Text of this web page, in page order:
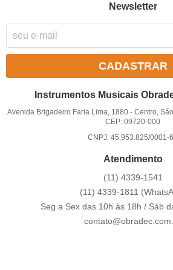
Newsletter
CADASTRAR
Instrumentos Musicais
Avenida Brigadeiro Faria Lima, 1880 -Centro,
CEP: 09720-000
CNPJ: 45.953.825/0001-
Atendimento
(11) 4339-1541
(11) 4339-1811
Seg a Sex das 10h às 18h / Sáb